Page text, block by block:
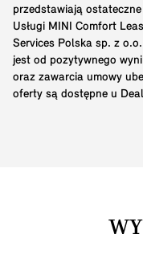
przedstawiają
Usługi MINI Comfort
Services Polska sp. z
jest od pozytywnego
oraz zawarcia umowy
oferty są dostępne u